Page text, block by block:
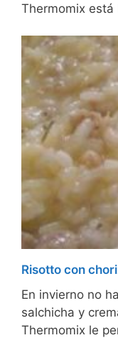
Thermomix
Risotto con
En invierno no
salchicha y
Thermomix le